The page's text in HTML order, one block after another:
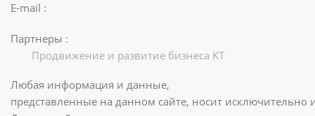
E-mail :
Партнеры :
Продвижение и развитие бизнеса KT
Любая информация и данные,
представленные на данном сайте, носит